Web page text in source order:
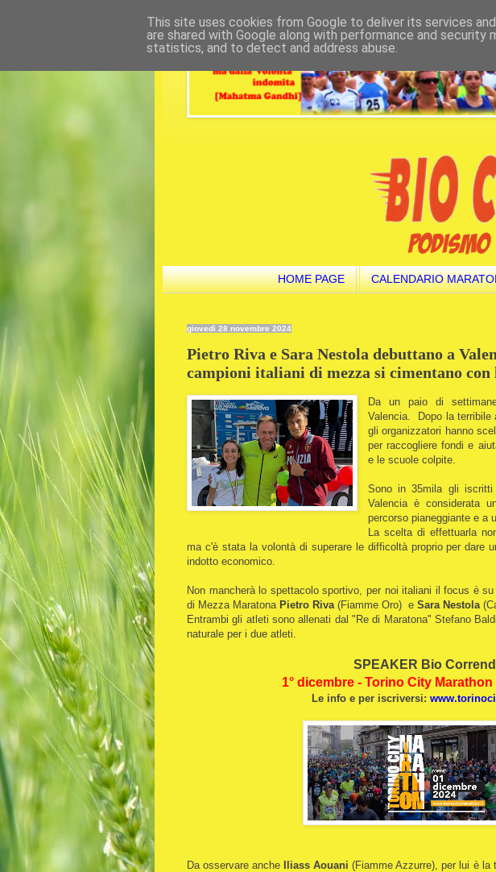
HOME PAGE CALENDARIO
giovedì 28 novembre 2024
Pietro Riva e Sara Nestola debuttano a
campioni italiani di mezza si cimentano con
Da un paio di
Valencia. Dopo la terribile
gli organizzatori hanno
per raccogliere fondi e
e le scuole colpite.
Sono in 35mila gli
Valencia è considerata
percorso pianeggiante e a
La scelta di effettuarla
ma c'è stata la volontà di superare le difficoltà proprio per dare
indotto economico.
Non mancherà lo spettacolo sportivo, per noi italiani il focus è
di Mezza Maratona Pietro Riva (Fiamme Oro) e Sara Nestola
Entrambi gli atleti sono allenati dal "Re di Maratona" Stefano
naturale per i due atleti.
SPEAKER Bio
1° dicembre - Torino City
Le info e per iscriversi:
Da osservare anche Iliass Aouani(Fiamme Azzurre), per lui è la
This site uses cookies from Google to deliver its services
are shared with Google along with performance and
statistics, and to detect and address abuse.